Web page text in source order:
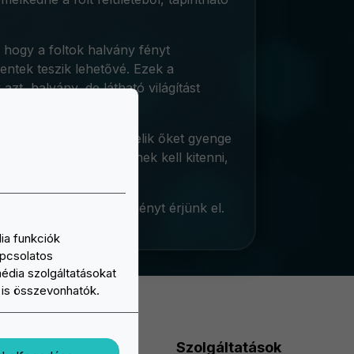
hogy a foltok halvány fényt
teszik lehetővé. Ezek a
halvány, de látható világítást
nagyra értékelik őket gyenge
bizonyos ideig fénynek kell kitenni,
eredményt érjünk el.
Kitűzők és érmek Szolgáltatások
funkciók
szolgáltatásokat
összevonhatók.